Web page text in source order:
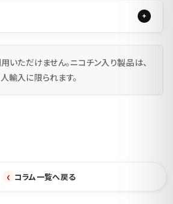
いただけません。ニコチン入り製品は、
輸入に限られます。
‹ コラム一覧へ戻る